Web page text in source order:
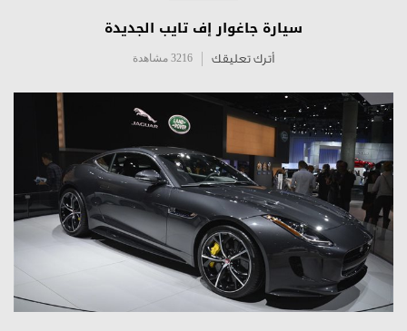
سيارة جاغوار إف تايب الجديدة
أترك تعليقك 3216 مشاهدة